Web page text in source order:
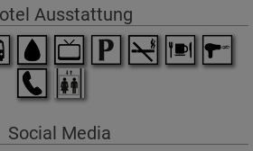
Ausstattung
Social Media